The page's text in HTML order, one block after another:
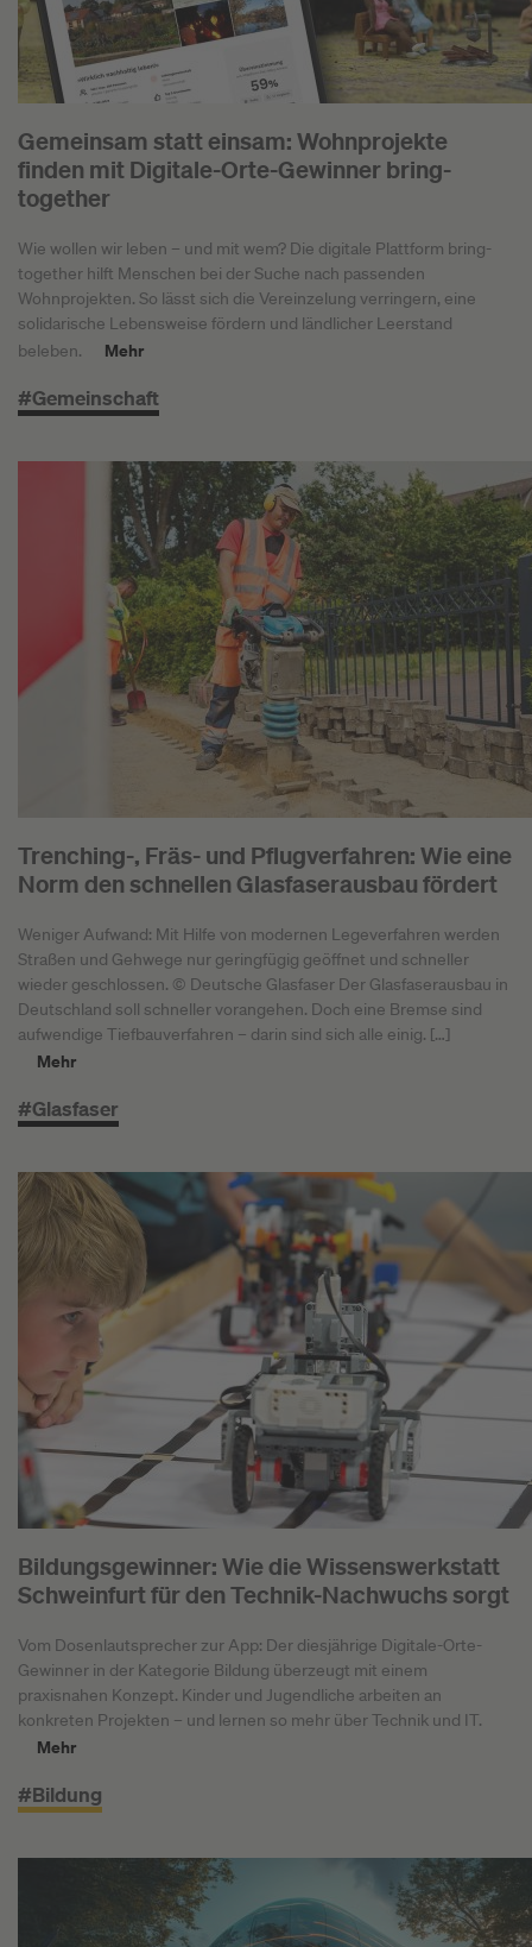
Gemeinsam statt einsam: Wohnprojekte
finden mit Digitale-Orte-Gewinner bring-
together
Wie wollen wir leben – und mit wem? Die digitale Plattform bring-
together hilft Menschen bei der Suche nach passenden
Wohnprojekten. So lässt sich die Vereinzelung verringern, eine
solidarische Lebensweise fördern und ländlicher Leerstand
beleben.
Mehr
#Gemeinschaft
Trenching-, Fräs- und Pflugverfahren: Wie eine
Norm den schnellen Glasfaserausbau fördert
Weniger Aufwand: Mit Hilfe von modernen Legeverfahren werden
Straßen und Gehwege nur geringfügig geöffnet und schneller
wieder geschlossen. © Deutsche Glasfaser Der Glasfaserausbau in
Deutschland soll schneller vorangehen. Doch eine Bremse sind
aufwendige Tiefbauverfahren – darin sind sich alle einig. […]
Mehr
#Glasfaser
Bildungsgewinner: Wie die Wissenswerkstatt
Schweinfurt für den Technik-Nachwuchs sorgt
Vom Dosenlautsprecher zur App: Der diesjährige Digitale-Orte-
Gewinner in der Kategorie Bildung überzeugt mit einem
praxisnahen Konzept. Kinder und Jugendliche arbeiten an
konkreten Projekten – und lernen so mehr über Technik und IT.
Mehr
#Bildung